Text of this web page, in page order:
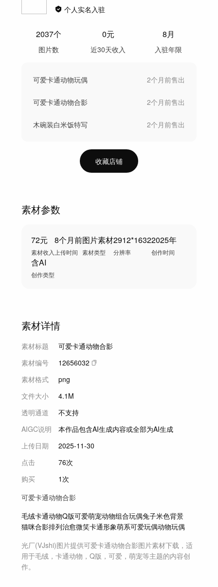
个人实名入驻
2037个
图片数
0元
近30天收入
8月
入驻年限
可爱卡通动物玩偶 2个月前售出
可爱卡通动物合影 2个月前售出
木碗装白米饭特写 2个月前售出
收藏店铺
素材参数
72元
素材收入
8个月前
上传时间
图片素材
素材类型
2912*1632
分辨率
2025年
创作时间
含AI
创作类型
素材详情
素材标题
可爱卡通动物合影
素材编号
12656032
素材格式
png
文件大小
4.1M
透明通道
不支持
AIGC说明
本作品包含AI生成内容或全部为AI生成
上传日期
2025-11-30
点击
76次
购买
1次
可爱卡通动物合影
毛绒卡通动物Q版可爱萌宠动物组合玩偶兔子米色背景
猫咪合影排列治愈微笑卡通形象萌系可爱玩偶动物玩偶
光厂(VJshi)图片提供可爱卡通动物合影图片素材下载，适
用于毛绒，卡通动物，Q版，可爱，萌宠等主题的内容创
作。